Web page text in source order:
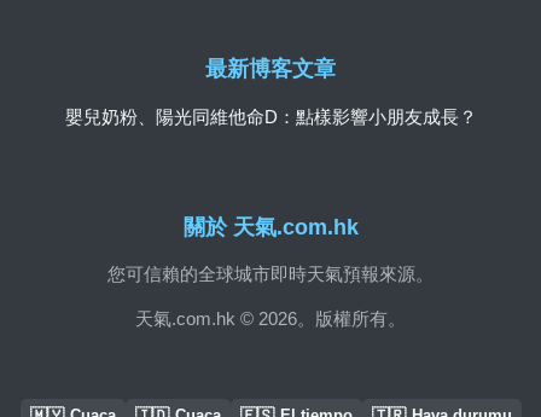
關於 天氣.com.hk
您可信賴的全球城市即時天氣預報來源。
天氣.com.hk © 2026。版權所有。
最新博客文章
嬰兒奶粉、陽光同維他命D：點樣影響小朋友成長？